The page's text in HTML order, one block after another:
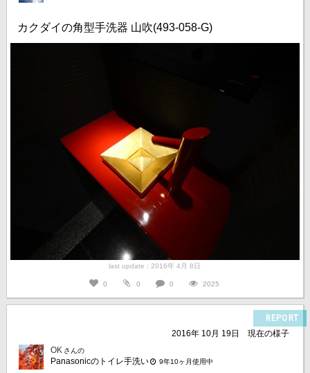
カクダイの角型手洗器 山吹(493-058-G)
last update : 2016年 4月 8日
0 0 0 2025
REPORT
2016年 10月 19日
現在の様子
OK さんの
Panasonicのトイレ手洗い 9年10ヶ月使用中